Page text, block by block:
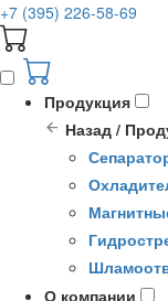
+7 (395) 226-58-69
Продукция
Назад /
О компании